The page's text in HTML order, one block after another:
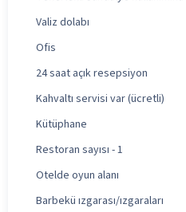
Valiz dolabı
Ofis
24 saat açık resepsiyon
Kahvaltı servisi var (ücretli)
Kütüphane
Restoran sayısı - 1
Otelde oyun alanı
Barbekü ızgarası/ızgaraları